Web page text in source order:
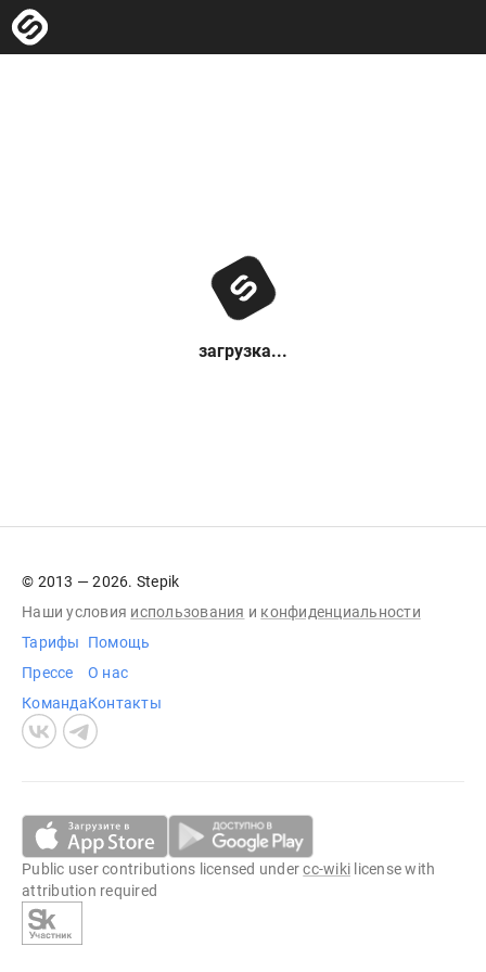
загрузка...
© 2013 — 2026. Stepik
Наши условия использования и конфиденциальности
Тарифы
Прессе
Команда
Помощь
О нас
Контакты
Public user contributions licensed undercc-wiki license with
attribution required